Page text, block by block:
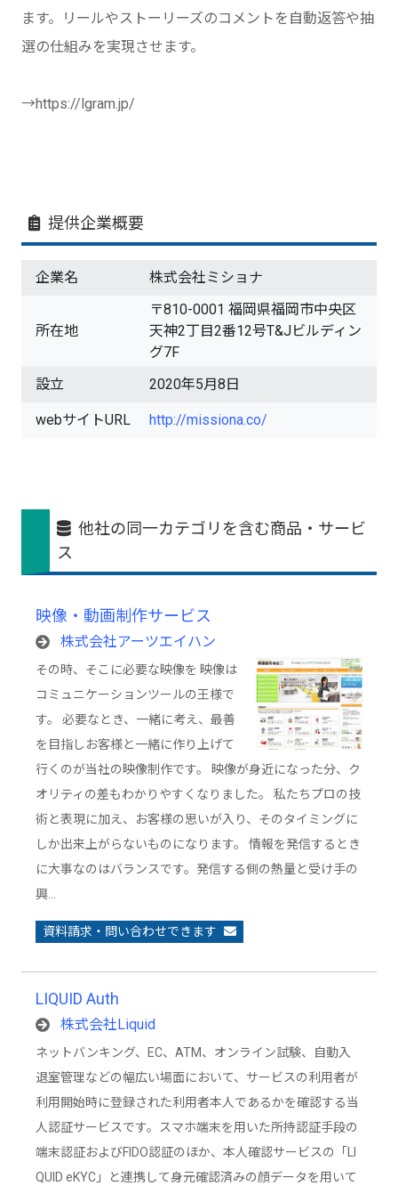
ます。リールやストーリーズのコメントを自動返答や抽
選の仕組みを実現させます。
→https://lgram.jp/
提供企業概要
企業名 株式会社ミショナ
所在地
〒810-0001 福岡県福岡市中央区
天神2丁目2番12号T&Jビルディン
グ7F
設立
2020年5月8日
webサイトURL http://missiona.co/
他社の同一カテゴリを含む商品・サービ
ス
映像・動画制作サービス
株式会社アーツエイハン
その時、そこに必要な映像を 映像は
コミュニケーションツールの王様で
す。 必要なとき、一緒に考え、最善
を目指しお客様と一緒に作り上げて
行くのが当社の映像制作です。 映像が身近になった分、ク
オリティの差もわかりやすくなりました。 私たちプロの技
術と表現に加え、お客様の思いが入り、そのタイミングに
しか出来上がらないものになります。 情報を発信するとき
に大事なのはバランスです。発信する側の熱量と受け手の
興…
資料請求・問い合わせできます
LIQUID Auth
株式会社Liquid
ネットバンキング、EC、ATM、オンライン試験、自動入
退室管理などの幅広い場面において、サービスの利用者が
利用開始時に登録された利用者本人であるかを確認する当
人認証サービスです。スマホ端末を用いた所持認証手段の
端末認証およびFIDO認証のほか、本人確認サービスの「LI
QUID eKYC」と連携して身元確認済みの顔データを用いて